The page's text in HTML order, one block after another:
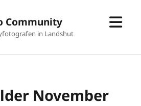
Community
in Landshut
November